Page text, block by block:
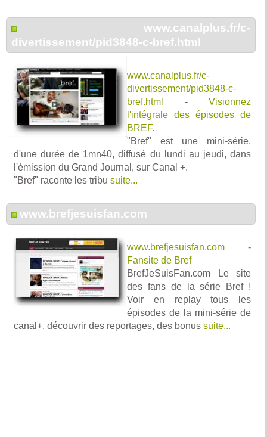
www.canalplus.fr/c-
divertissement/pid3848-c-bref.html
www.canalplus.fr/c-
divertissement/pid3848-c-
bref.html
- Visionnez
l'intégrale des épisodes de
BREF.
"Bref" est une mini-série,
d'une durée de 1mn40, diffusé du lundi au jeudi, dans
l'émission du Grand Journal, sur Canal +.
"Bref" raconte les tribu suite...
www.brefjesuisfan.com
www.brefjesuisfan.com -
Fansite de Bref
BrefJeSuisFan.com Le site
des fans de la série Bref !
Voir en replay tous les
épisodes de la mini-série de
canal+, découvrir des reportages, des bonus suite...